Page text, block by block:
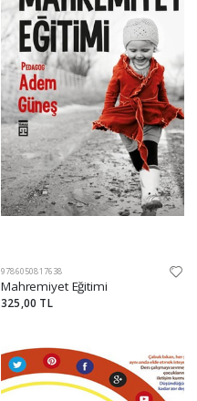
9786050817638
Mahremiyet Eğitimi
325,00 TL